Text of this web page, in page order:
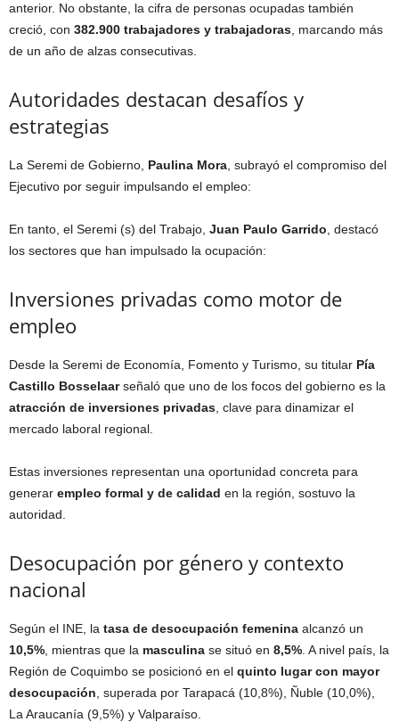
anterior. No obstante, la cifra de personas ocupadas también
creció, con 382.900 trabajadores y trabajadoras , marcando más
de un año de alzas consecutivas.
Autoridades destacan desafíos y
estrategias
La Seremi de Gobierno, Paulina Mora , subrayó el compromiso del
Ejecutivo por seguir impulsando el empleo:
En tanto, el Seremi (s) del Trabajo, Juan Paulo Garrido , destacó
los sectores que han impulsado la ocupación:
Inversiones privadas como motor de
empleo
Desde la Seremi de Economía, Fomento y Turismo, su titular Pía
Castillo Bosselaarseñaló que uno de los focos del gobierno es la
atracción de inversiones privadas , clave para dinamizar el
mercado laboral regional.
Estas inversiones representan una oportunidad concreta para
generar empleo formal y de calidad en la región, sostuvo la
autoridad.
Desocupación por género y contexto
nacional
Según el INE, la tasa de desocupación femenina alcanzó un
10,5% , mientras que la masculina se situó en 8,5% . A nivel país, la
Región de Coquimbo se posicionó en el quinto lugar con mayor
desocupación , superada por Tarapacá (10,8%), Ñuble (10,0%),
La Araucanía (9,5%) y Valparaíso.